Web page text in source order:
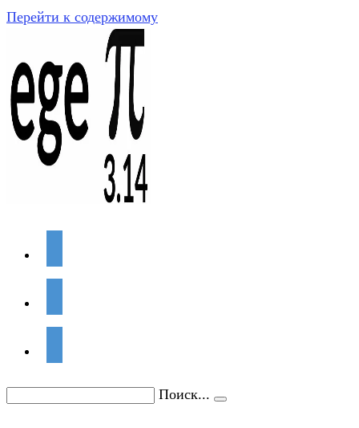
Перейти к содержимому
Поиск...